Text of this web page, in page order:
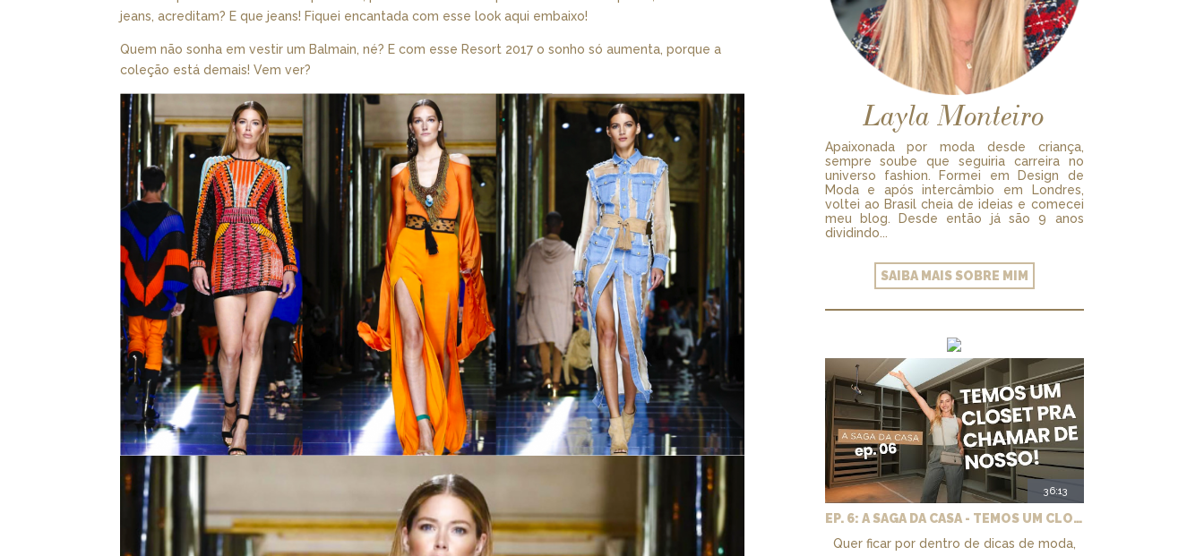
jeans, acreditam? E que jeans! Fiquei encantada com esse look aqui embaixo!
Quem não sonha em vestir um Balmain, né? E com esse Resort 2017 o sonho só aumenta, porque a
coleção está demais! Vem ver?
Layla Monteiro
Apaixonada por moda desde criança,
sempre soube que seguiria carreira no
universo fashion. Formei em Design de
Moda e após intercâmbio em Londres,
voltei ao Brasil cheia de ideias e comecei
meu blog. Desde então já são 9 anos
dividindo...
SAIBA MAIS SOBRE MIM
36:13
EP. 6: A SAGA DA CASA - TEMOS UM CLOSET PRA CHAMAR DE NOSSO + MARCENARIA E PAISAGISMO
Quer ficar por dentro de dicas de moda,